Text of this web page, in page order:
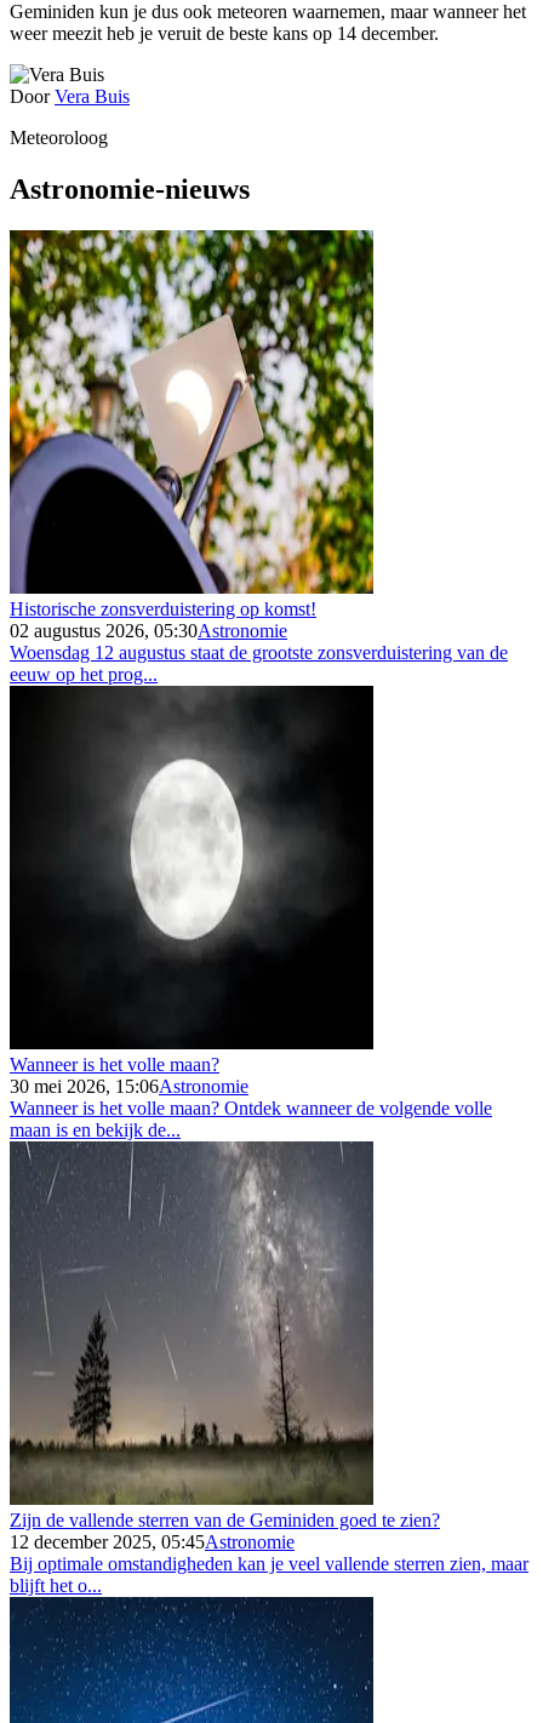
Geminiden kun je dus ook meteoren waarnemen, maar wanneer het
weer meezit heb je veruit de beste kans op 14 december.
DoorVera Buis
Meteoroloog
Astronomie-nieuws
Historische zonsverduistering op komst!
02 augustus 2026, 05:30Astronomie
Woensdag 12 augustus staat de grootste zonsverduistering van de
eeuw op het prog...
Wanneer is het volle maan?
30 mei 2026, 15:06Astronomie
Wanneer is het volle maan? Ontdek wanneer de volgende volle
maan is en bekijk de...
Zijn de vallende sterren van de Geminiden goed te zien?
12 december 2025, 05:45Astronomie
Bij optimale omstandigheden kan je veel vallende sterren zien, maar
blijft het o...